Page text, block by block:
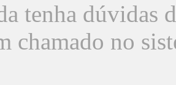
tenha dúvidas
chamado no